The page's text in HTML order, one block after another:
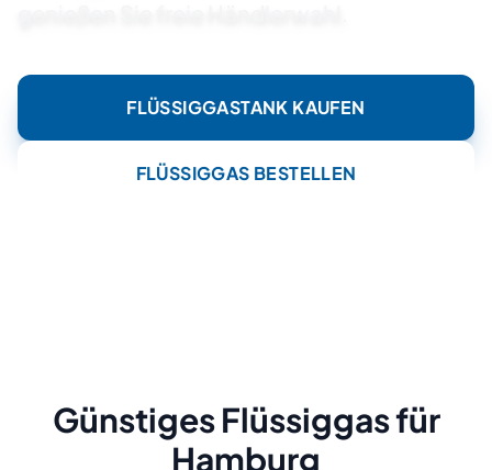
FLÜSSIGGASTANK KAUFEN
FLÜSSIGGAS BESTELLEN
Günstiges Flüssiggas für
Hamburg